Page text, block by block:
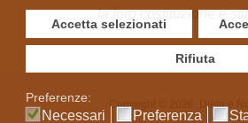
Accetta selezionati
Rifiuta
Preferenze:
Necessari Preferenza
la loro costituzione e
Copyright © 2026. Dieta e